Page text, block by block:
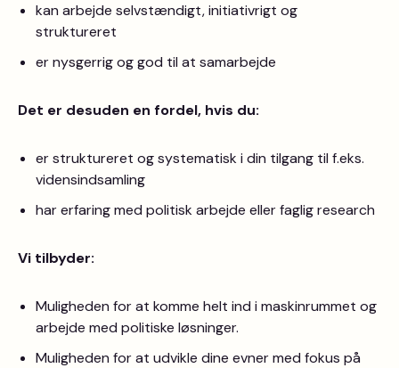
kan arbejde selvstændigt, initiativrigt og
struktureret
er nysgerrig og god til at samarbejde
Det er desuden en fordel, hvis du:
er struktureret og systematisk i din tilgang til f.eks.
vidensindsamling
har erfaring med politisk arbejde eller faglig research
Vi tilbyder:
Muligheden for at komme helt ind i maskinrummet og
arbejde med politiske løsninger.
Muligheden for at udvikle dine evner med fokus på